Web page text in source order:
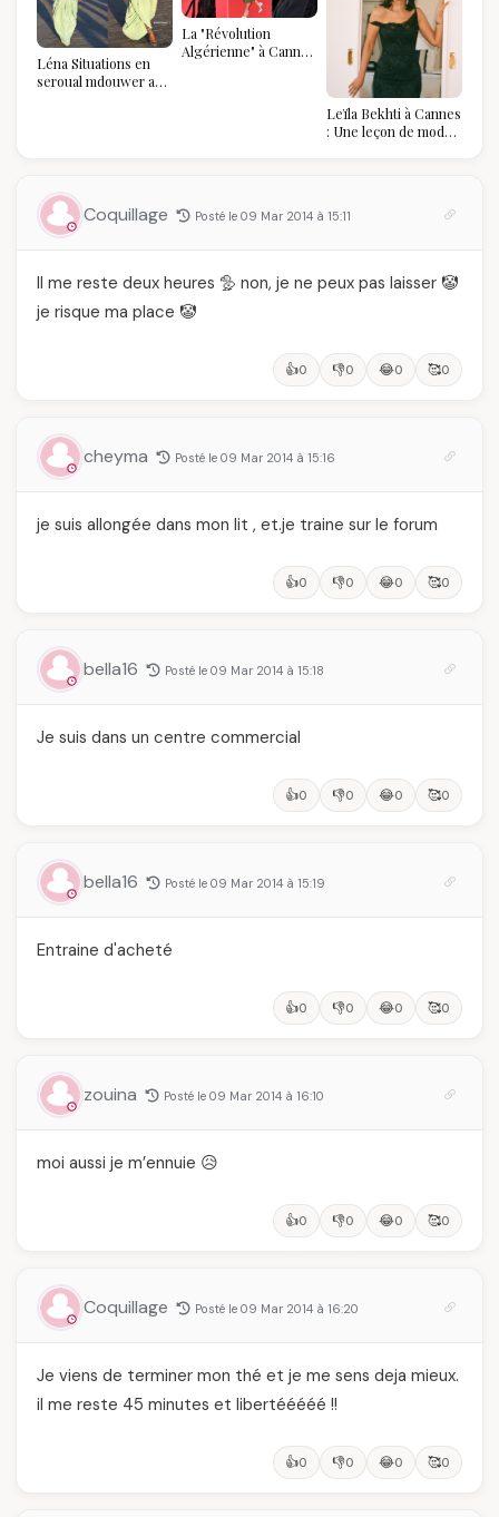
Léna Situations en
seroual mdouwer au
La "Révolution
Algérienne" à Cannes
Leïla Bekhti à Cannes
: Une leçon de mode
Coquillage Posté le 09 Mar 2014 à 15:11
Il me reste deux heures 🦤 non, je ne peux pas laisser 🤡
je risque ma place 🤡
👍0 👎0 😂0 🥰0
cheyma Posté le 09 Mar 2014 à 15:16
je suis allongée dans mon lit , et.je traine sur le forum
👍0 👎0 😂0 🥰0
bella16 Posté le 09 Mar 2014 à 15:18
Je suis dans un centre commercial
👍0 👎0 😂0 🥰0
bella16 Posté le 09 Mar 2014 à 15:19
Entraine d'acheté
👍0 👎0 😂0 🥰0
zouina Posté le 09 Mar 2014 à 16:10
moi aussi je m’ennuie 😥
👍0 👎0 😂0 🥰0
Coquillage Posté le 09 Mar 2014 à 16:20
Je viens de terminer mon thé et je me sens deja mieux.
il me reste 45 minutes et libertééééé !!
👍0 👎0 😂0 🥰0